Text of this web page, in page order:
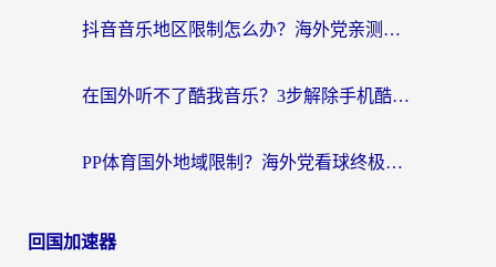
抖音音乐地区限制怎么办？海外党亲测有效的听歌自由指南
在国外听不了酷我音乐？3步解除手机酷我音乐海外限制，附实测好用加速器
PP体育国外地域限制？海外党看球终极方案：从欧洲杯到奥运会，中文解说不卡顿！
回国加速器